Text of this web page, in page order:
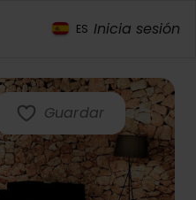
ES Inicia sesión
Guardar